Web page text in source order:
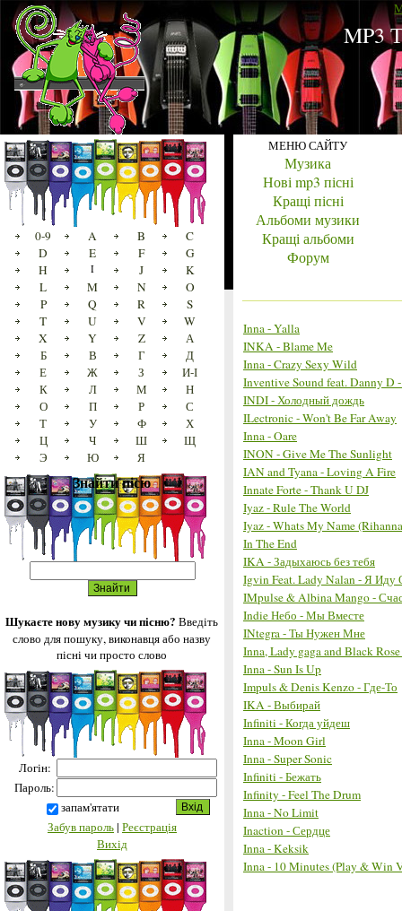
MP3
0-9 A B
C
D
E F
G
H
I J
K
L
M N
O
P
Q R
S
T
U V
W
X
Y Z
А
Б
В Г
Д
Е
Ж З
И-І
К
Л М
Н
О
П Р
С
Т
У Ф
Х
Ц
Ч Ш
Щ
Э
Ю Я
Знайти пісю
Шукаєте нову музику чи пісню? Введіть
слово для пошуку, виконавця або назву
пісні чи просто слово
Логін:
Пароль:
запам'ятати
Забув пароль| Реєстрація
Вихід
МЕНЮ САЙТУ
Музика
Нові mp3 пісні
Кращі пісні
Альбоми музики
Кращі альбоми
Форум
Inna - Yalla
INKA - Blame Me
Inna - Crazy Sexy Wild
Inventive Sound feat. Danny D
INDI - Холодный дождь
ILectronic - Won't Be Far Away
Inna - Oare
INON - Give Me The Sunlight
IAN and Tyana - Loving A Fire
Innate Forte - Thank U DJ
Iyaz - Rule The World
Iyaz - Whats My Name
In The End
IKA - Задыхаюсь без тебя
Igvin Feat. Lady Nalan - Я Иду
IMpulse & Albina Mango -
Indie Небо - Мы Вместе
INtegra - Ты Нужен Мне
Inna, Lady gaga and Black
Inna - Sun Is Up
Impuls & Denis Kenzo - Где-То
IKA - Выбирай
Infiniti - Когда уйдеш
Inna - Moon Girl
Inna - Super Sonic
Infiniti - Бежать
Infinity - Feel The Drum
Inna - No Limit
Inaction - Сердце
Inna - Keksik
Inna - 10 Minutes (Play & Win